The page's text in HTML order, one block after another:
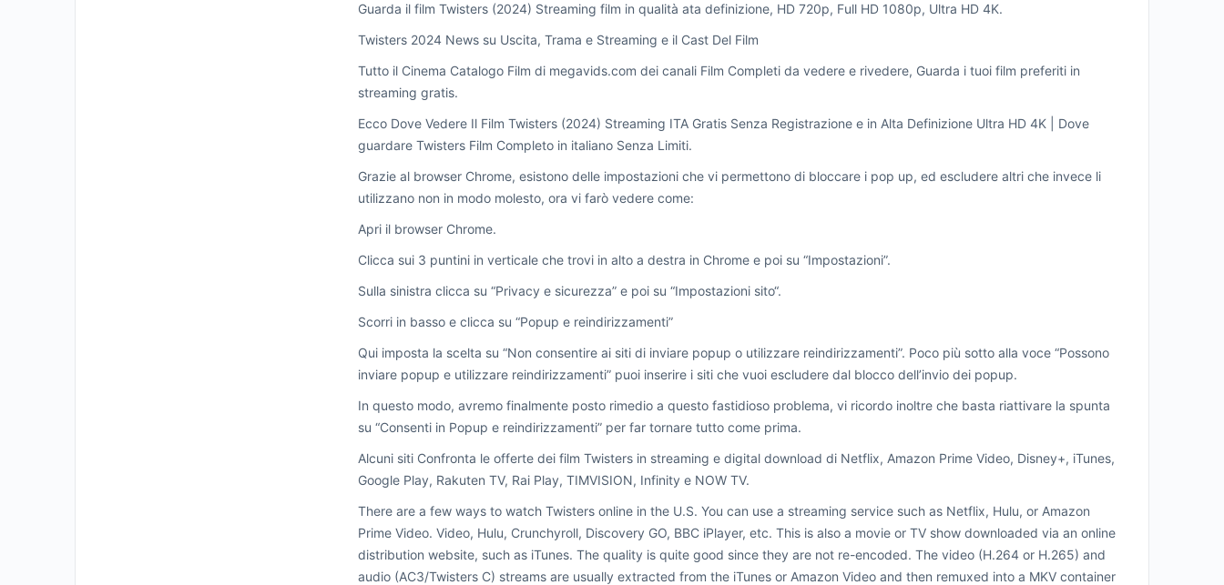
Guarda il film Twisters (2024) Streaming film in qualità ata definizione, HD 720p, Full HD 1080p, Ultra HD 4K.
Twisters 2024 News su Uscita, Trama e Streaming e il Cast Del Film
Tutto il Cinema Catalogo Film di megavids.com dei canali Film Completi da vedere e rivedere, Guarda i tuoi film preferiti in
streaming gratis.
Ecco Dove Vedere Il Film Twisters (2024) Streaming ITA Gratis Senza Registrazione e in Alta Definizione Ultra HD 4K | Dove
guardare Twisters Film Completo in italiano Senza Limiti.
Grazie al browser Chrome, esistono delle impostazioni che vi permettono di bloccare i pop up, ed escludere altri che invece li
utilizzano non in modo molesto, ora vi farò vedere come:
Apri il browser Chrome.
Clicca sui 3 puntini in verticale che trovi in alto a destra in Chrome e poi su “Impostazioni”.
Sulla sinistra clicca su “Privacy e sicurezza” e poi su “Impostazioni sito“.
Scorri in basso e clicca su “Popup e reindirizzamenti”
Qui imposta la scelta su “Non consentire ai siti di inviare popup o utilizzare reindirizzamenti”. Poco più sotto alla voce “Possono
inviare popup e utilizzare reindirizzamenti” puoi inserire i siti che vuoi escludere dal blocco dell’invio dei popup.
In questo modo, avremo finalmente posto rimedio a questo fastidioso problema, vi ricordo inoltre che basta riattivare la spunta
su “Consenti in Popup e reindirizzamenti” per far tornare tutto come prima.
Alcuni siti Confronta le offerte dei film Twisters in streaming e digital download di Netflix, Amazon Prime Video, Disney+, iTunes,
Google Play, Rakuten TV, Rai Play, TIMVISION, Infinity e NOW TV.
There are a few ways to watch Twisters online in the U.S. You can use a streaming service such as Netflix, Hulu, or Amazon
Prime Video. Video, Hulu, Crunchyroll, Discovery GO, BBC iPlayer, etc. This is also a movie or TV show downloaded via an online
distribution website, such as iTunes. The quality is quite good since they are not re-encoded. The video (H.264 or H.265) and
audio (AC3/Twisters C) streams are usually extracted from the iTunes or Amazon Video and then remuxed into a MKV container